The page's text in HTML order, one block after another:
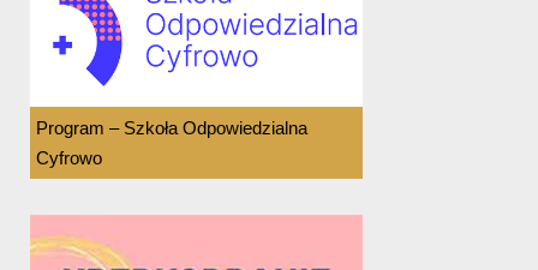
Program – Szkoła Odpowiedzialna
Cyfrowo